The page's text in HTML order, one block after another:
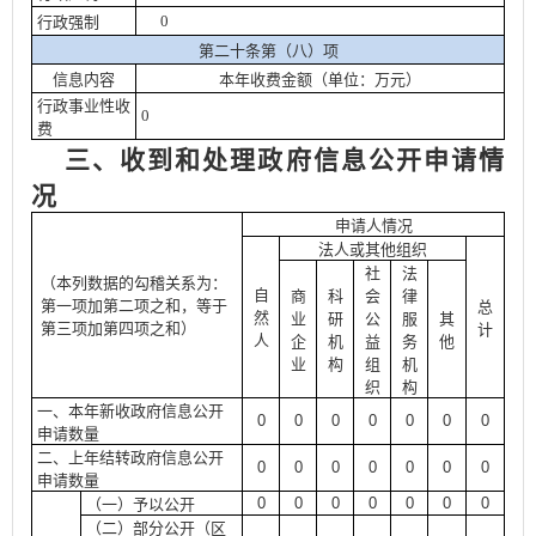
行政强制
0
第二十条第（八）项
信息内容
本年收费金额（单位：万元）
行政事业性收
费
0
三、收到和处理政府信息公开申请情
况
（本列数据的勾稽关系为：
第一项加第二项之和，等于
第三项加第四项之和）
申请人情况
自
然
人
法人或其他组织
总
计
商
业
企
业
科
研
机
构
社
会
公
益
组
织
法
律
服
务
机
构
其
他
一、本年新收政府信息公开
申请数量
0 0 0 0 0 0 0
二、上年结转政府信息公开
申请数量
0 0 0 0 0 0 0
（一）予以公开 0 0 0 0 0 0
0
（二）部分公开 （区